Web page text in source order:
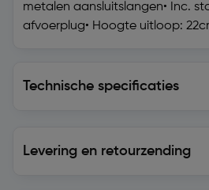
metalen aansluitslangen• Inc.
afvoerplug• Hoogte uitloop:
Technische specificaties
Levering en retourzending